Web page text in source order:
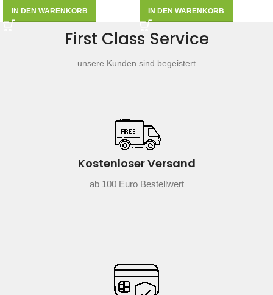
IN DEN WARENKORB
IN DEN WARENKORB
First Class Service
unsere Kunden sind begeistert
Kostenloser Versand
ab 100 Euro Bestellwert